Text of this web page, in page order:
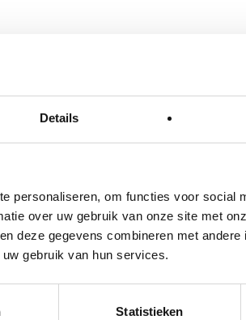
Details
personaliseren, om functies voor social
over uw gebruik van onze site met
deze gegevens combineren met
gebruik van hun services.
Statistieken
met een toilet,
bereikbaar. Hier
aansluitingen. De
grind en
is ook nog een